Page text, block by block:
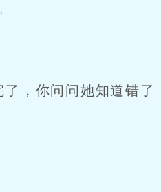
，你问问她知道错了